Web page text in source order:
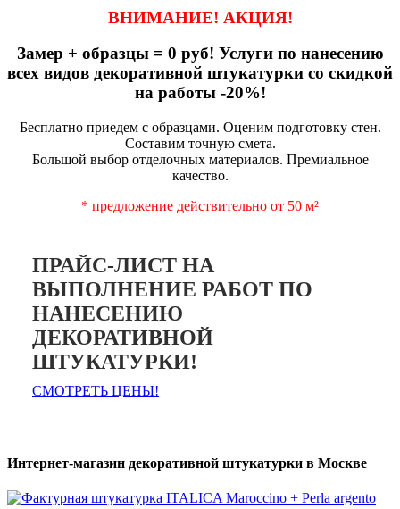
ВНИМАНИЕ! АКЦИЯ!
Замер + образцы = 0 руб! Услуги по нанесению
всех видов декоративной штукатурки со скидкой
на работы -20%!
Бесплатно приедем с образцами. Оценим подготовку стен.
Составим точную смета.
Большой выбор отделочных материалов. Премиальное
качество.
* предложение действительно от 50 м²
ПРАЙС-ЛИСТ НА
ВЫПОЛНЕНИЕ РАБОТ ПО
НАНЕСЕНИЮ
ДЕКОРАТИВНОЙ
ШТУКАТУРКИ!
СМОТРЕТЬ ЦЕНЫ!
Интернет-магазин декоративной штукатурки в Москве